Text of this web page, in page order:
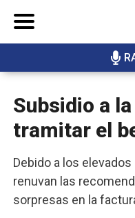
Subsidio a
tramitar el
Debido a los
renuvan las
sorpresas en la